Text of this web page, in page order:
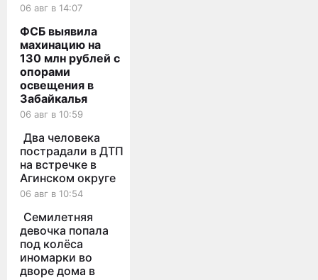
06 авг в 14:07
ФСБ выявила
махинацию на
130 млн рублей с
опорами
освещения в
Забайкалья
06 авг в 10:59
Два человека
пострадали в ДТП
на встречке в
Агинском округе
06 авг в 10:54
Семилетняя
девочка попала
под колёса
иномарки во
дворе дома в